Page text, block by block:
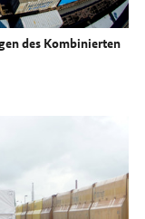
des Kombinierten